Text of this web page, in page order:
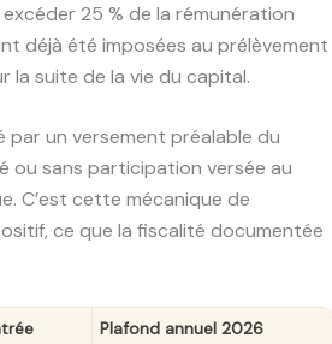
25 % de la rémunération
déjà été imposées au prélèvement
la suite de la vie du capital.
un versement préalable du
ou sans participation versée au
C’est cette mécanique de
ce que la fiscalité documentée
Plafond annuel 2026